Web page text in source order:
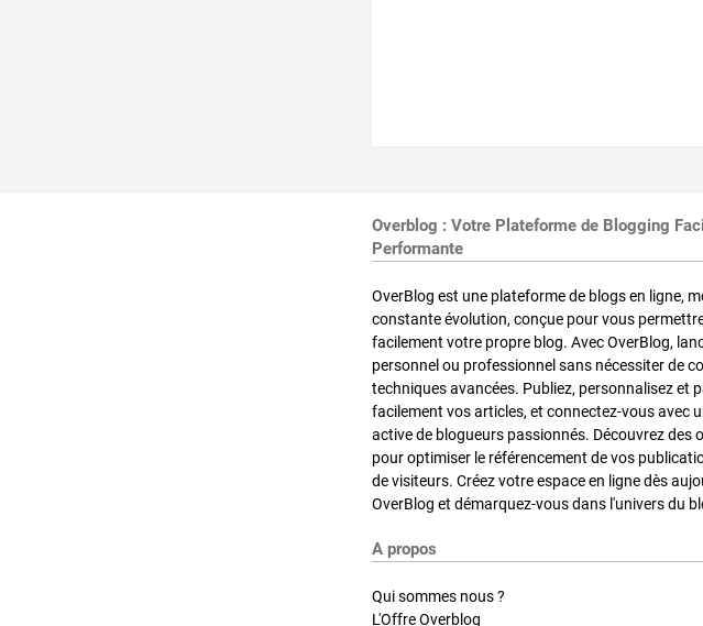
Overblog : Votre Plateforme de Blogging
Performante
OverBlog est une plateforme de blogs en ligne,
constante évolution, conçue pour vous
facilement votre propre blog. Avec OverBlog,
personnel ou professionnel sans nécessiter de
techniques avancées. Publiez, personnalisez et
facilement vos articles, et connectez-vous avec
active de blogueurs passionnés. Découvrez des
pour optimiser le référencement de vos
de visiteurs. Créez votre espace en ligne dès
OverBlog et démarquez-vous dans l'univers du
A propos
Qui sommes nous ?
L'Offre Overblog